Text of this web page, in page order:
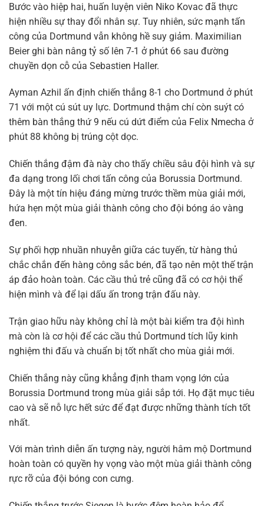
Bước vào hiệp hai, huấn luyện viên Niko Kovac đã thực
hiện nhiều sự thay đổi nhân sự. Tuy nhiên, sức mạnh tấn
công của Dortmund vẫn không hề suy giảm. Maximilian
Beier ghi bàn nâng tỷ số lên 7-1 ở phút 66 sau đường
chuyền dọn cỗ của Sebastien Haller.
Ayman Azhil ấn định chiến thắng 8-1 cho Dortmund ở phút
71 với một cú sút uy lực. Dortmund thậm chí còn suýt có
thêm bàn thắng thứ 9 nếu cú dứt điểm của Felix Nmecha ở
phút 88 không bị trúng cột dọc.
Chiến thắng đậm đà này cho thấy chiều sâu đội hình và sự
đa dạng trong lối chơi tấn công của Borussia Dortmund.
Đây là một tín hiệu đáng mừng trước thềm mùa giải mới,
hứa hẹn một mùa giải thành công cho đội bóng áo vàng
đen.
Sự phối hợp nhuần nhuyễn giữa các tuyến, từ hàng thủ
chắc chắn đến hàng công sắc bén, đã tạo nên một thế trận
áp đảo hoàn toàn. Các cầu thủ trẻ cũng đã có cơ hội thể
hiện mình và để lại dấu ấn trong trận đấu này.
Trận giao hữu này không chỉ là một bài kiểm tra đội hình
mà còn là cơ hội để các cầu thủ Dortmund tích lũy kinh
nghiệm thi đấu và chuẩn bị tốt nhất cho mùa giải mới.
Chiến thắng này cũng khẳng định tham vọng lớn của
Borussia Dortmund trong mùa giải sắp tới. Họ đặt mục tiêu
cao và sẽ nỗ lực hết sức để đạt được những thành tích tốt
nhất.
Với màn trình diễn ấn tượng này, người hâm mộ Dortmund
hoàn toàn có quyền hy vọng vào một mùa giải thành công
rực rỡ của đội bóng con cưng.